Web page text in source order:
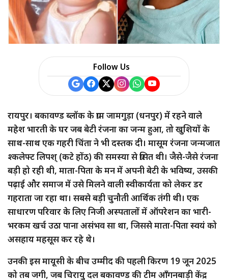
Follow Us
रायपुर। बकावण्ड ब्लॉक के ग्राम जामगुड़ा (धनपुर) में रहने वाले
महेश भारती के घर जब बेटी रंजना का जन्म हुआ, तो खुशियों के
साथ-साथ एक गहरी चिंता ने भी दस्तक दी। मासूम रंजना जन्मजात
श्कलेफ्ट लिपश् (कटे होंठ) की समस्या से ग्रसित थी। जैसे-जैसे रंजना
बड़ी हो रही थी, माता-पिता के मन में अपनी बेटी के भविष्य, उसकी
पढ़ाई और समाज में उसे मिलने वाली स्वीकार्यता को लेकर डर
गहराता जा रहा था। सबसे बड़ी चुनौती आर्थिक तंगी थी। एक
साधारण परिवार के लिए निजी अस्पतालों में ऑपरेशन का भारी-
भरकम खर्च उठा पाना असंभव सा था, जिससे माता-पिता स्वयं को
असहाय महसूस कर रहे थे।
उनकी इस मायूसी के बीच उम्मीद की पहली किरण 19 जून 2025
को तब जगी, जब चिरायु दल बकावण्ड की टीम आँगनबाड़ी केंद्र